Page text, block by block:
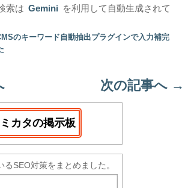
索は Gemini
を利用して自動生成されて
のキーワード自動抽出プラグインで入力補完
次の記事へ →
カタの掲示板
SEO対策をまとめました。